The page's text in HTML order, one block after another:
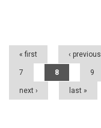
« first ‹ previous
7 8 9
next › last »